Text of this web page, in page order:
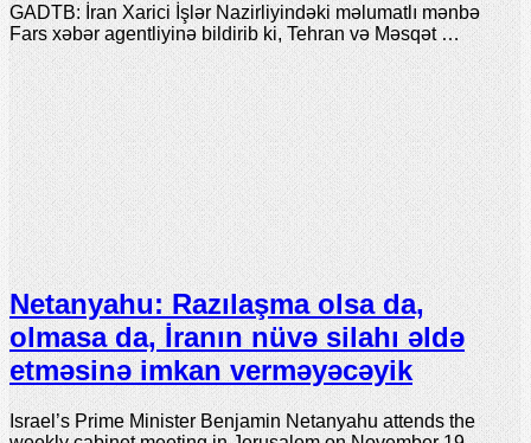
GADTB: İran Xarici İşlər Nazirliyindəki məlumatlı mənbə
Fars xəbər agentliyinə bildirib ki, Tehran və Məsqət …
Netanyahu: Razılaşma olsa da,
olmasa da, İranın nüvə silahı əldə
etməsinə imkan verməyəcəyik
Israel’s Prime Minister Benjamin Netanyahu attends the